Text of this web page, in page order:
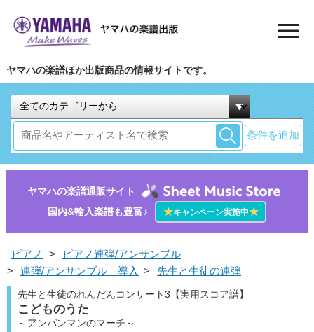
ヤマハの楽譜ほか出版商品の情報サイトです。
条件を追加
ヤマハの楽譜通販サイト
国内&輸入楽譜も豊富♪
★キャンペーン実施中★
ピアノ >
ピアノ連弾/アンサンブル
>
連弾/アンサンブル 導入 > 先生と生徒の連弾
先生と生徒のれんだんコンサート3【実用スコア譜】
こどものうた
～アンパンマンのマーチ～